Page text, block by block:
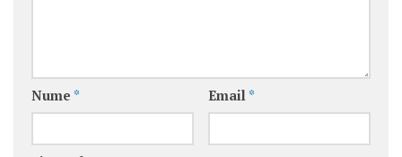
Nume * Email *